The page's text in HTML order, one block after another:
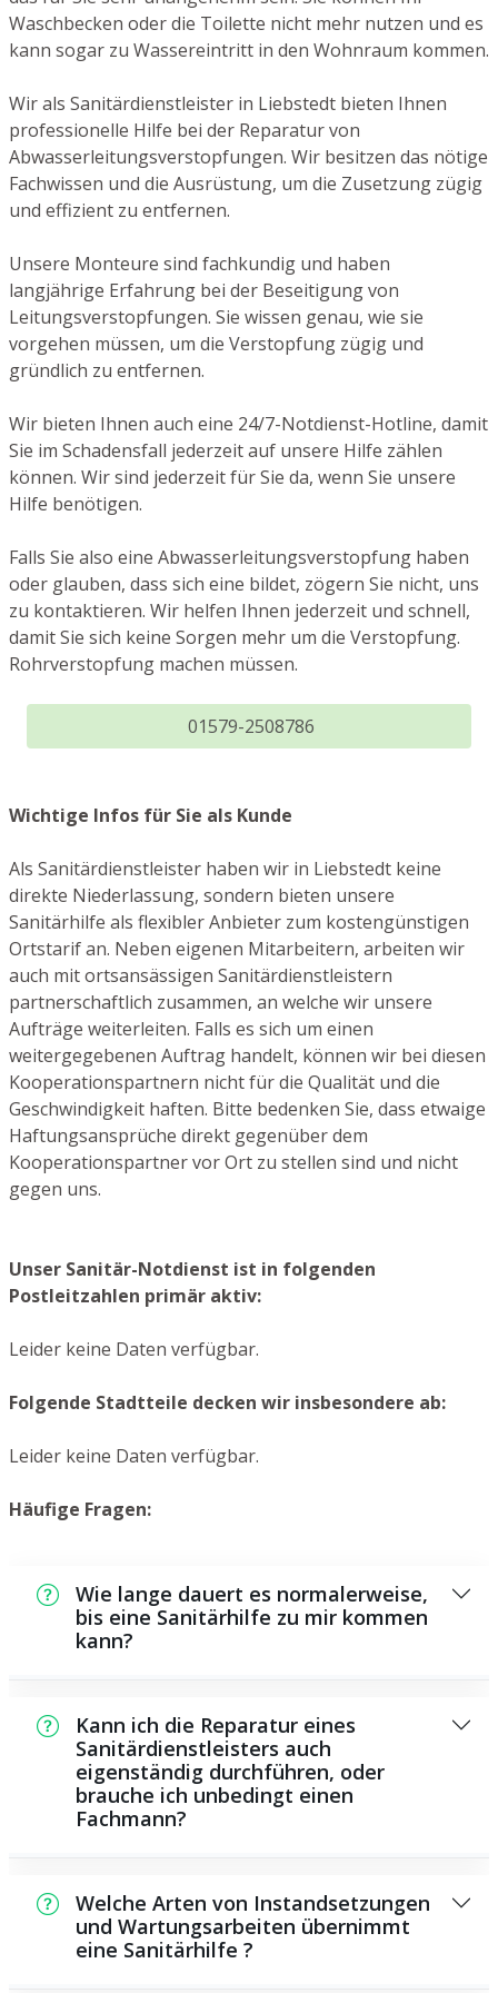
Waschbecken oder die Toilette nicht mehr nutzen und es
kann sogar zu Wassereintritt in den Wohnraum kommen.
Wir als Sanitärdienstleister in Liebstedt bieten Ihnen
professionelle Hilfe bei der Reparatur von
Abwasserleitungsverstopfungen. Wir besitzen das nötige
Fachwissen und die Ausrüstung, um die Zusetzung zügig
und effizient zu entfernen.
Unsere Monteure sind fachkundig und haben
langjährige Erfahrung bei der Beseitigung von
Leitungsverstopfungen. Sie wissen genau, wie sie
vorgehen müssen, um die Verstopfung zügig und
gründlich zu entfernen.
Wir bieten Ihnen auch eine 24/7-Notdienst-Hotline, damit
Sie im Schadensfall jederzeit auf unsere Hilfe zählen
können. Wir sind jederzeit für Sie da, wenn Sie unsere
Hilfe benötigen.
Falls Sie also eine Abwasserleitungsverstopfung haben
oder glauben, dass sich eine bildet, zögern Sie nicht, uns
zu kontaktieren. Wir helfen Ihnen jederzeit und schnell,
damit Sie sich keine Sorgen mehr um die Verstopfung.
Rohrverstopfung machen müssen.
01579-2508786
Wichtige Infos für Sie als Kunde
Als Sanitärdienstleister haben wir in Liebstedt keine
direkte Niederlassung, sondern bieten unsere
Sanitärhilfe als flexibler Anbieter zum kostengünstigen
Ortstarif an. Neben eigenen Mitarbeitern, arbeiten wir
auch mit ortsansässigen Sanitärdienstleistern
partnerschaftlich zusammen, an welche wir unsere
Aufträge weiterleiten. Falls es sich um einen
weitergegebenen Auftrag handelt, können wir bei diesen
Kooperationspartnern nicht für die Qualität und die
Geschwindigkeit haften. Bitte bedenken Sie, dass etwaige
Haftungsansprüche direkt gegenüber dem
Kooperationspartner vor Ort zu stellen sind und nicht
gegen uns.
Unser Sanitär-Notdienst ist in folgenden
Postleitzahlen primär aktiv:
Leider keine Daten verfügbar.
Folgende Stadtteile decken wir insbesondere ab:
Leider keine Daten verfügbar.
Häufige Fragen:
Wie lange dauert es normalerweise,
bis eine Sanitärhilfe zu mir kommen
kann?
kurzen Zeitraum bei Ihnen vor Ort sein. Das
hängt aber auch von der Auftragslage zu
dem Zeitpunkt ab sowie von der
Verkehrslage und der örtlichen Gegebenheit.
Kann ich die Reparatur eines
Sanitärdienstleisters auch
eigenständig durchführen, oder
brauche ich unbedingt einen
Fachmann?
Wartungsarbeiten, die Sie selbst
durchführen können, zum Beispiel die
Anwendung von Rohrreinigern aus dem
Welche Arten von Instandsetzungen
und Wartungsarbeiten übernimmt
eine Sanitärhilfe ?